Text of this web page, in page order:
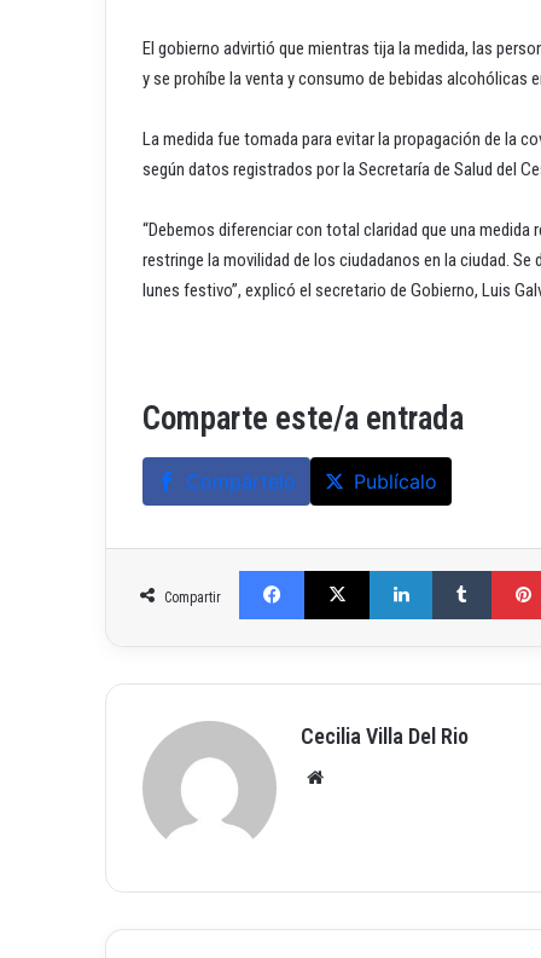
El gobierno advirtió que mientras tija la medida, las
y se prohíbe la venta y consumo de bebidas alcohólicas
La medida fue tomada para evitar la propagación de la
según datos registrados por la Secretaría de Salud del
“Debemos diferenciar con total claridad que una
restringe la movilidad de los ciudadanos en la ciudad.
lunes festivo”, explicó el secretario de Gobierno, Luis
Comparte este/a entrada
Compártelo Publícalo
Compartir
Facebook X LinkedIn Tumblr
Cecilia Villa Del Rio